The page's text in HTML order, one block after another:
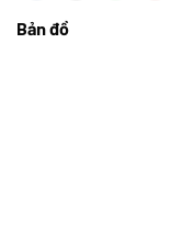
Bản đồ